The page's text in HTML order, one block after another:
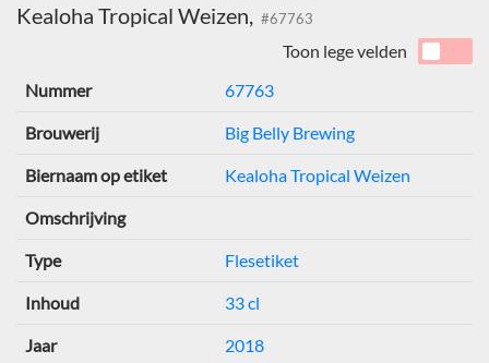
Kealoha Tropical Weizen, #67763
Toon lege velden
Nummer
67763
Brouwerij Big Belly Brewing
Biernaam op etiket Kealoha Tropical Weizen
Omschrijving
Type Flesetiket
Inhoud 33 cl
Jaar 2018